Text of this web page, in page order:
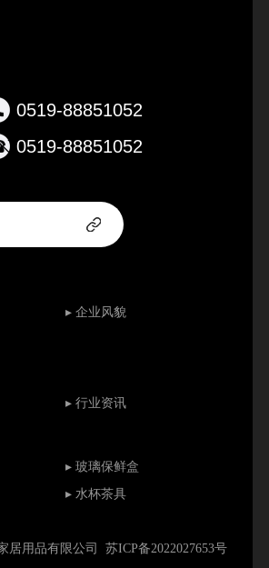
0519-88851052
0519-88851052
▸ 企业风貌
▸ 行业资讯
▸ 玻璃保鲜盒
▸ 水杯茶具
居用品有限公司 苏ICP备2022027653号